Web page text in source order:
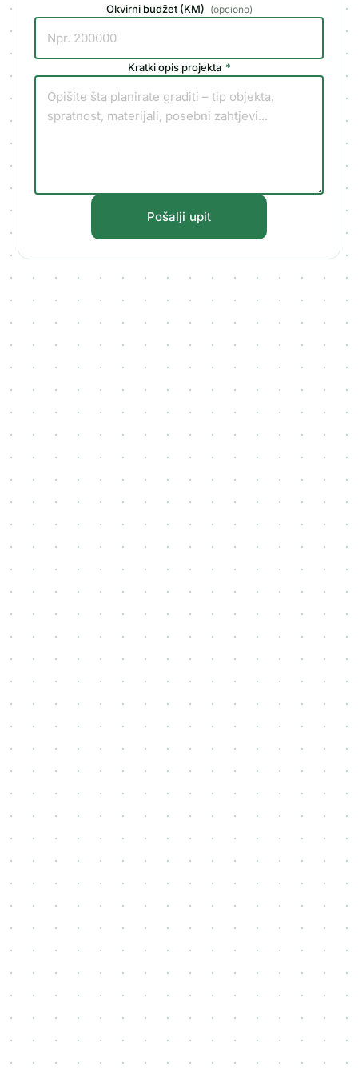
Okvirni budžet (KM) (opciono)
Kratki opis projekta *
Pošalji upit